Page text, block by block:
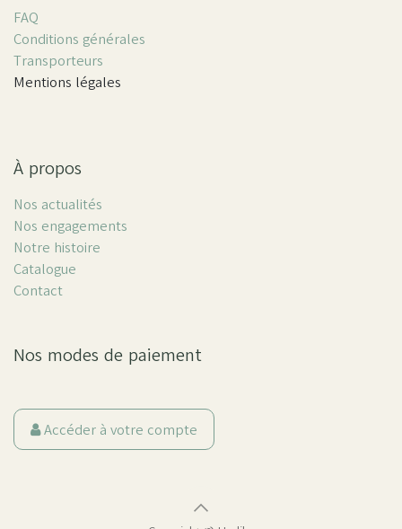
FAQ
Conditions générales
Transporteurs
Mentions légales
À propos
Nos actualités
Nos engagements
Notre histoire
Catalogue
Contact
Nos modes de paiement
Accéder à votre compte